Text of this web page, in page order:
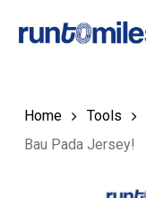
Cart
Home Tools
Bau Pada Jersey!